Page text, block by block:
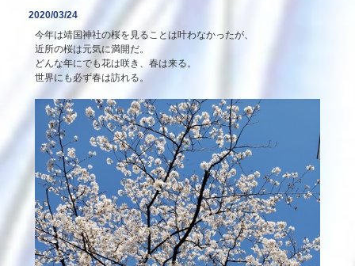
2020/03/24
今年は靖国神社の桜を見ることは叶わなかったが、
近所の桜は元気に満開だ。
どんな年にでも花は咲き、春は来る。
世界にも必ず春は訪れる。